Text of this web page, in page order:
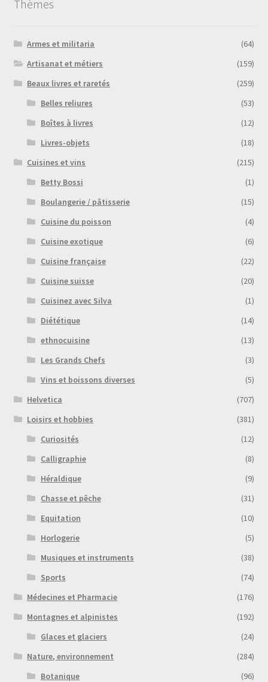
Thèmes
Armes et militaria
(64)
Artisanat et métiers
(159)
Beaux livres et raretés
(259)
Belles reliures
(53)
Boîtes à livres
(12)
Livres-objets
(18)
Cuisines et vins
(215)
Betty Bossi
(1)
Boulangerie / pâtisserie
(15)
Cuisine du poisson
(4)
Cuisine exotique
(6)
Cuisine française
(22)
Cuisine suisse
(20)
Cuisinez avec Silva
(1)
Diététique
(14)
ethnocuisine
(13)
Les Grands Chefs
(3)
Vins et boissons diverses
(5)
Helvetica
(707)
Loisirs et hobbies
(381)
Curiosités
(12)
Calligraphie
(8)
Héraldique
(9)
Chasse et pêche
(31)
Equitation
(10)
Horlogerie
(5)
Musiques et instruments
(38)
Sports
(74)
Médecines et Pharmacie
(176)
Montagnes et alpinistes
(192)
Glaces et glaciers
(24)
Nature, environnement
(284)
Botanique
(96)